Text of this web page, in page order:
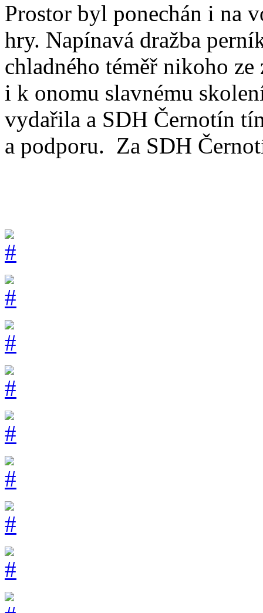
Prostor byl ponechán i na
hry. Napínavá dražba
chladného téměř nikoho
i k onomu slavnému
vydařila a SDH Černotín
a podporu. Za SDH